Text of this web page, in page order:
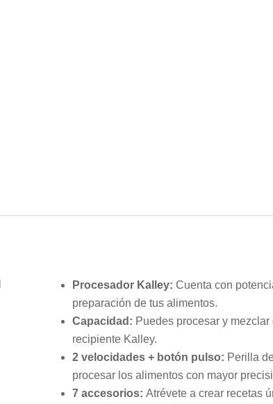
Procesador Kalley: Cuenta con
preparación de tus alimentos.
Capacidad: Puedes procesar y
recipiente Kalley.
2 velocidades + botón pulso: Perilla
procesar los alimentos con mayor
7 accesorios: Atrévete a crear recetas